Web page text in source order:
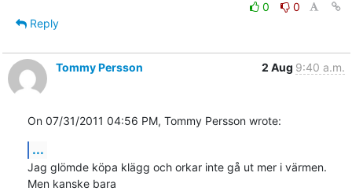
0
0
Reply
Tommy Persson 2 Aug 9:40 a.m.
On 07/31/2011 04:56 PM, Tommy Persson wrote:
...
Jag glömde köpa klägg och orkar inte gå ut mer i värmen.
Men kanske bara